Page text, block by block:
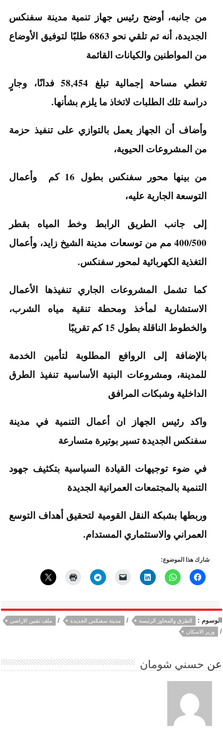
من جانبه، أوضح رئيس جهاز تنمية مدينة سفنكس
الجديدة، أنه تم تلقي نحو 6863 طلبًا لتوفيق الأوضاع
من المواطنين والكيانات القائمة
تغطي مساحة إجمالية تبلغ 58,454 فدانًا، وجارٍ
دراسة تلك الطلبات لاتخاذ ما يلزم بشأنها.
وأضاف أن الجهاز يعمل بالتوازي على تنفيذ حزمة
من المشروعات الحيوية،
من بينها محور سفنكس بطول 16 كم وأعمال
التوسعة الجارية عليه،
إلى جانب الطريق الرابط وخط المياه بقطر
400/500 مم من توسعات مدينة الشيخ زايد، وأعمال
التغذية الكهربائية لمحور سفنكس.
كما تشمل المشروعات الجاري تنفيذها الأعمال
الاستشارية لمأخذ ومحطة تنقية مياه الشرب،
والخطوط الناقلة بطول 15 كم تقريبًا
بالإضافة إلى الروافع المطلوبة لتأمين الخدمة
للمدينة، ومشروعات البنية الأساسية تنفيذ الطرق
الداخلية وشبكات المرافق
واكد رئيس الجهاز ان أعمال التنمية في مدينة
سفنكس الجديدة تسير بوتيرة متسارعة
في ضوء توجيهات القيادة السياسية بتكثيف جهود
التنمية بالمجتمعات العمرانية الجديدة
وربطها بشبكة النقل القومية لتحقيق أهداف التوسع
العمراني والاستثماري المستدام.
شارك هذا الموضوع:
الوسوم : الطرق والمحاور الرئيسة / مدينة سفنكس الجديدة / ملف تقنين الاراضي
/ وزير الاسكان
عن حسني شومان